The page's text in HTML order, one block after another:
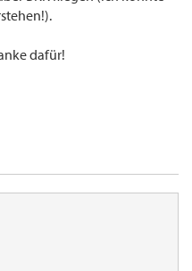
dafür!